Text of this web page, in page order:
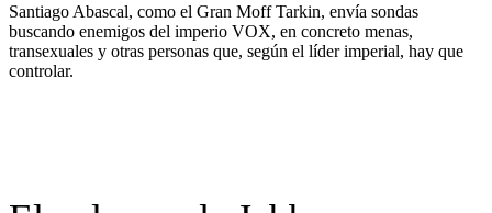
Santiago Abascal, como el Gran Moff Tarkin, envía sondas
buscando enemigos del imperio VOX, en concreto menas,
transexuales y otras personas que, según el líder imperial, hay que
controlar.